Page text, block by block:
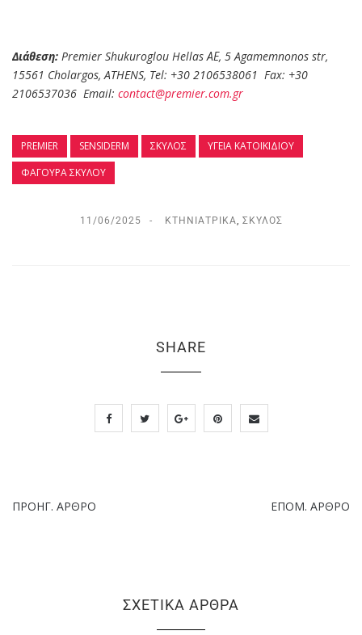
Διάθεση: Premier Shukuroglou Hellas ΑΕ, 5 Agamemnonos str,
15561 Cholargos, ATHENS, Tel: +30 2106538061 Fax: +30
2106537036 Email: contact@premier.com.gr
PREMIER SENSIDERM ΣΚΎΛΟΣ
ΥΓΕΊΑ ΚΑΤΟΙΚΊΔΙΟΥ
ΦΑΓΟΎΡΑ ΣΚΎΛΟΥ
11/06/2025 ΚΤΗΝΙΑΤΡΙΚΆ, ΣΚΎΛΟΣ
SHARE
ΠΡΟΗΓ. ΆΡΘΡΟ ΕΠΌΜ. ΆΡΘΡΟ
ΣΧΕΤΙΚΆ ΆΡΘΡΑ